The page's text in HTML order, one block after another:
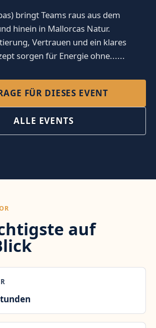
bringt Teams raus aus dem
hinein in Mallorcas Natur.
Vertrauen und ein klares
sorgen für Energie ohne......
FÜR DIESES EVENT
ALLE EVENTS
auf